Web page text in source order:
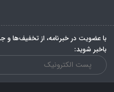
با عضویت در خبرنامه، از تخفیف‌ها و
باخبر شوید: